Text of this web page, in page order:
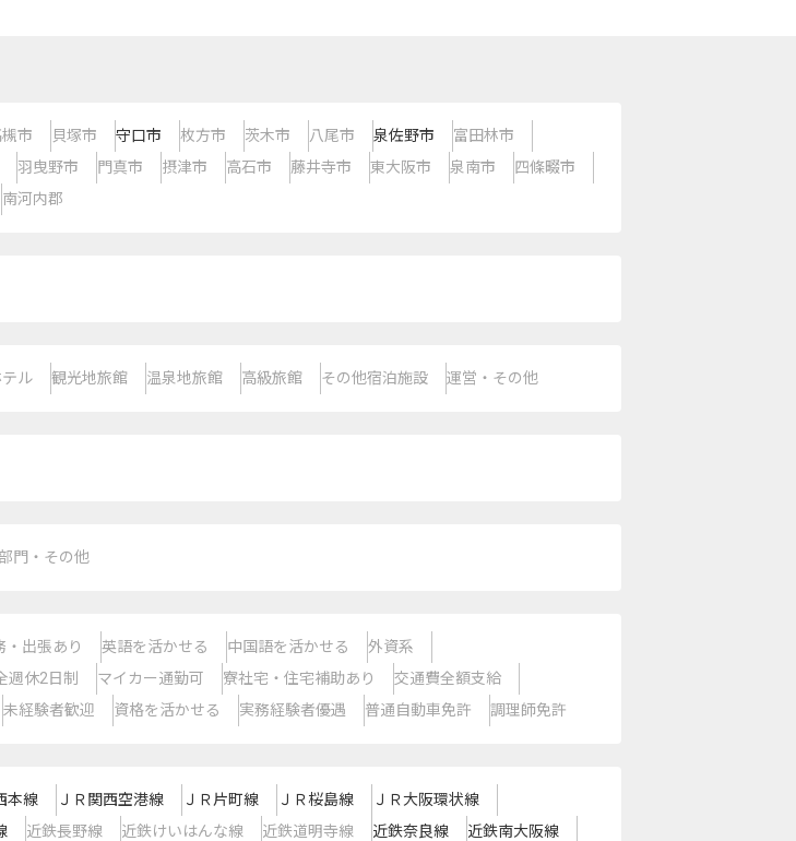
市 貝塚市 守口市 枚方市 茨木市 八尾市 泉佐野市
富田林市
羽曳野市 門真市 摂津市 高石市 藤井寺市 東大阪市 泉南市
四條畷市
南河内郡
ル 観光地旅館 温泉地旅館 高級旅館 その他宿泊施設 運営・その他
門・その他
・出張あり 英語を活かせる 中国語を活かせる
外資系
週休2日制 マイカー通勤可 寮社宅・住宅補助あり
交通費全額支給
未経験者歓迎 資格を活かせる 実務経験者優遇 普通自動車免許 調理師免許
本線 ＪＲ関西空港線 ＪＲ片町線 ＪＲ桜島線
ＪＲ大阪環状線
近鉄長野線 近鉄けいはんな線 近鉄道明寺線 近鉄奈良線
近鉄南大阪線